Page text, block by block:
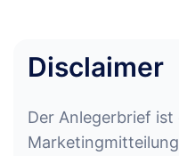
Disclaimer
Der Anlegerbrief